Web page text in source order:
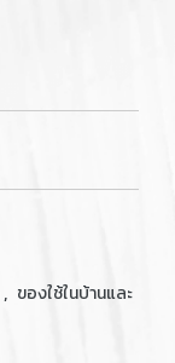
, ของใช้ในบ้านและ